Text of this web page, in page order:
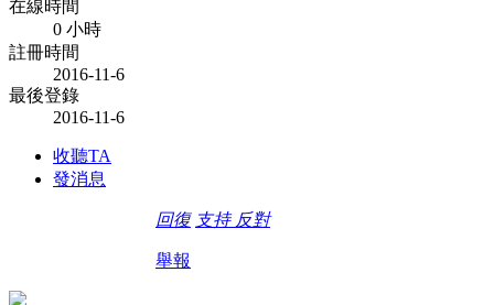
在線時間
0 小時
註冊時間
2016-11-6
最後登錄
2016-11-6
收聽TA
發消息
回復 支持 反對
舉報